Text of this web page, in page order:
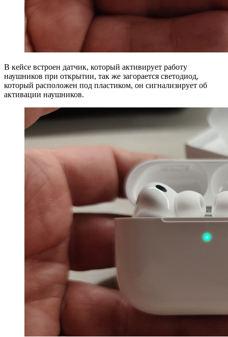
В кейсе встроен датчик, который активирует работу
наушников при открытии, так же загорается светодиод,
который расположен под пластиком, он сигнализирует об
активации наушников.